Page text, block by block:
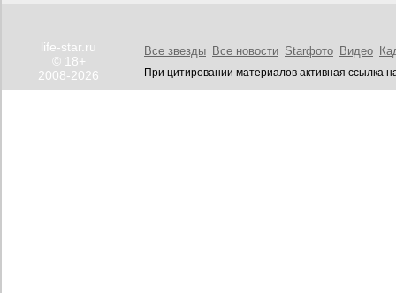
life-star.ru
© 18+
2008-2026
Все звезды Все новости Starфото Видео
При цитировании материалов активная ссылка